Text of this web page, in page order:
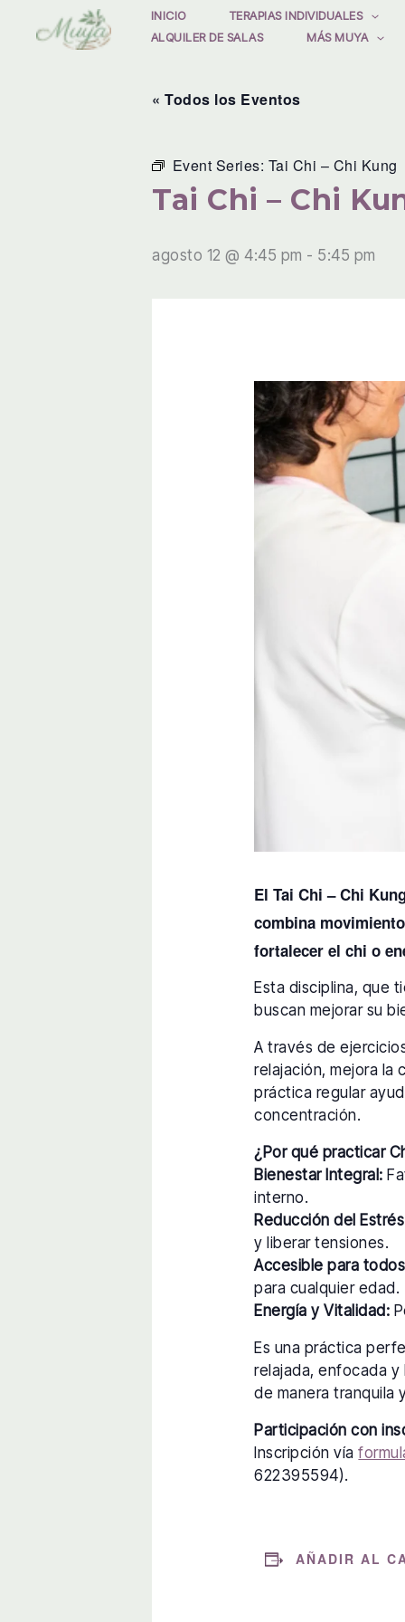
INICIO TERAPIAS INDIVIDUALES
ALQUILER DE SALAS
MÁS MUYA
« Todos los Eventos
Event Series: Tai Chi – Chi Kung
Tai Chi – Chi
agosto 12 @ 4:45 pm - 5:45 pm
El Tai Chi – Chi
combina
fortalecer el chi o
Esta disciplina, que
buscan mejorar su
A través de
relajación, mejora la
práctica regular
concentración.
¿Por qué practicar
Bienestar Integral:
interno.
Reducción del
y liberar tensiones.
Accesible para
para cualquier edad.
Energía y Vitalidad:
Es una práctica
relajada, enfocada
de manera tranquila
Participación con
Inscripción vía
622395594).
AÑADIR AL